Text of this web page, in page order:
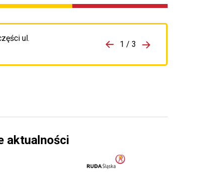
ul.
porzpedniego komunikatu 1 / 3
Przejdź do
aktualności